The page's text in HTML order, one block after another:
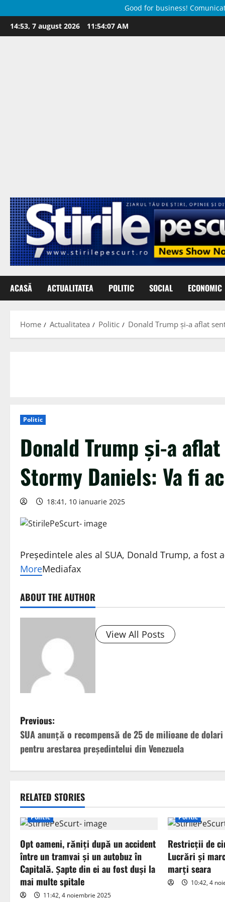
Good for business!
Skip
to
14:53, 7 august 2026 11:54:07 AM
ACASĂ ACTUALITATEA POLITIC SOCIAL ECONOMIC
Home Actualitatea Politic Donald Trump şi-a aflat
Politic
Donald Trump şi-a
Stormy Daniels: Va fi
18:41, 10 ianuarie 2025
Preşedintele ales al SUA, Donald Trump, a
MoreMediafax
ABOUT THE AUTHOR
View All Posts
P
o
s
n
a
v
i
g
Previous:
SUA anunţă o recompensă de 25 de milioane de dolari
pentru arestarea preşedintelui din Venezuela
RELATED STORIES
Politic
Opt oameni, răniți după un accident
între un tramvai și un autobuz în
Capitală. Șapte din ei au fost duși la
mai multe spitale
11:42, 4 noiembrie 2025
Politic
Restricții de
Lucrări și
marți seara
10:42, 4